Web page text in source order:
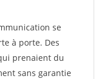
se
à porte. Des
prenaient du
sans garantie